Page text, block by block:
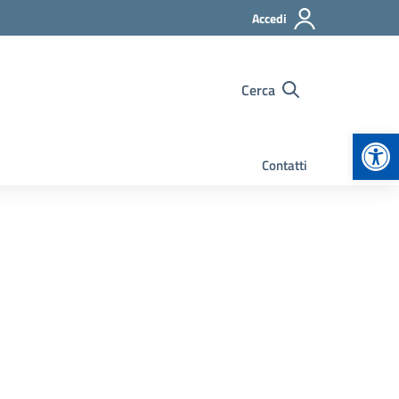
Accedi
Cerca
Contatti